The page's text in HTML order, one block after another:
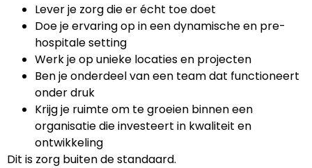
Lever je zorg die er écht toe doet
Doe je ervaring op in een dynamische en pre-
hospitale setting
Werk je op unieke locaties en projecten
Ben je onderdeel van een team dat functioneert
onder druk
Krijg je ruimte om te groeien binnen een
organisatie die investeert in kwaliteit en
ontwikkeling
Dit is zorg buiten de standaard.